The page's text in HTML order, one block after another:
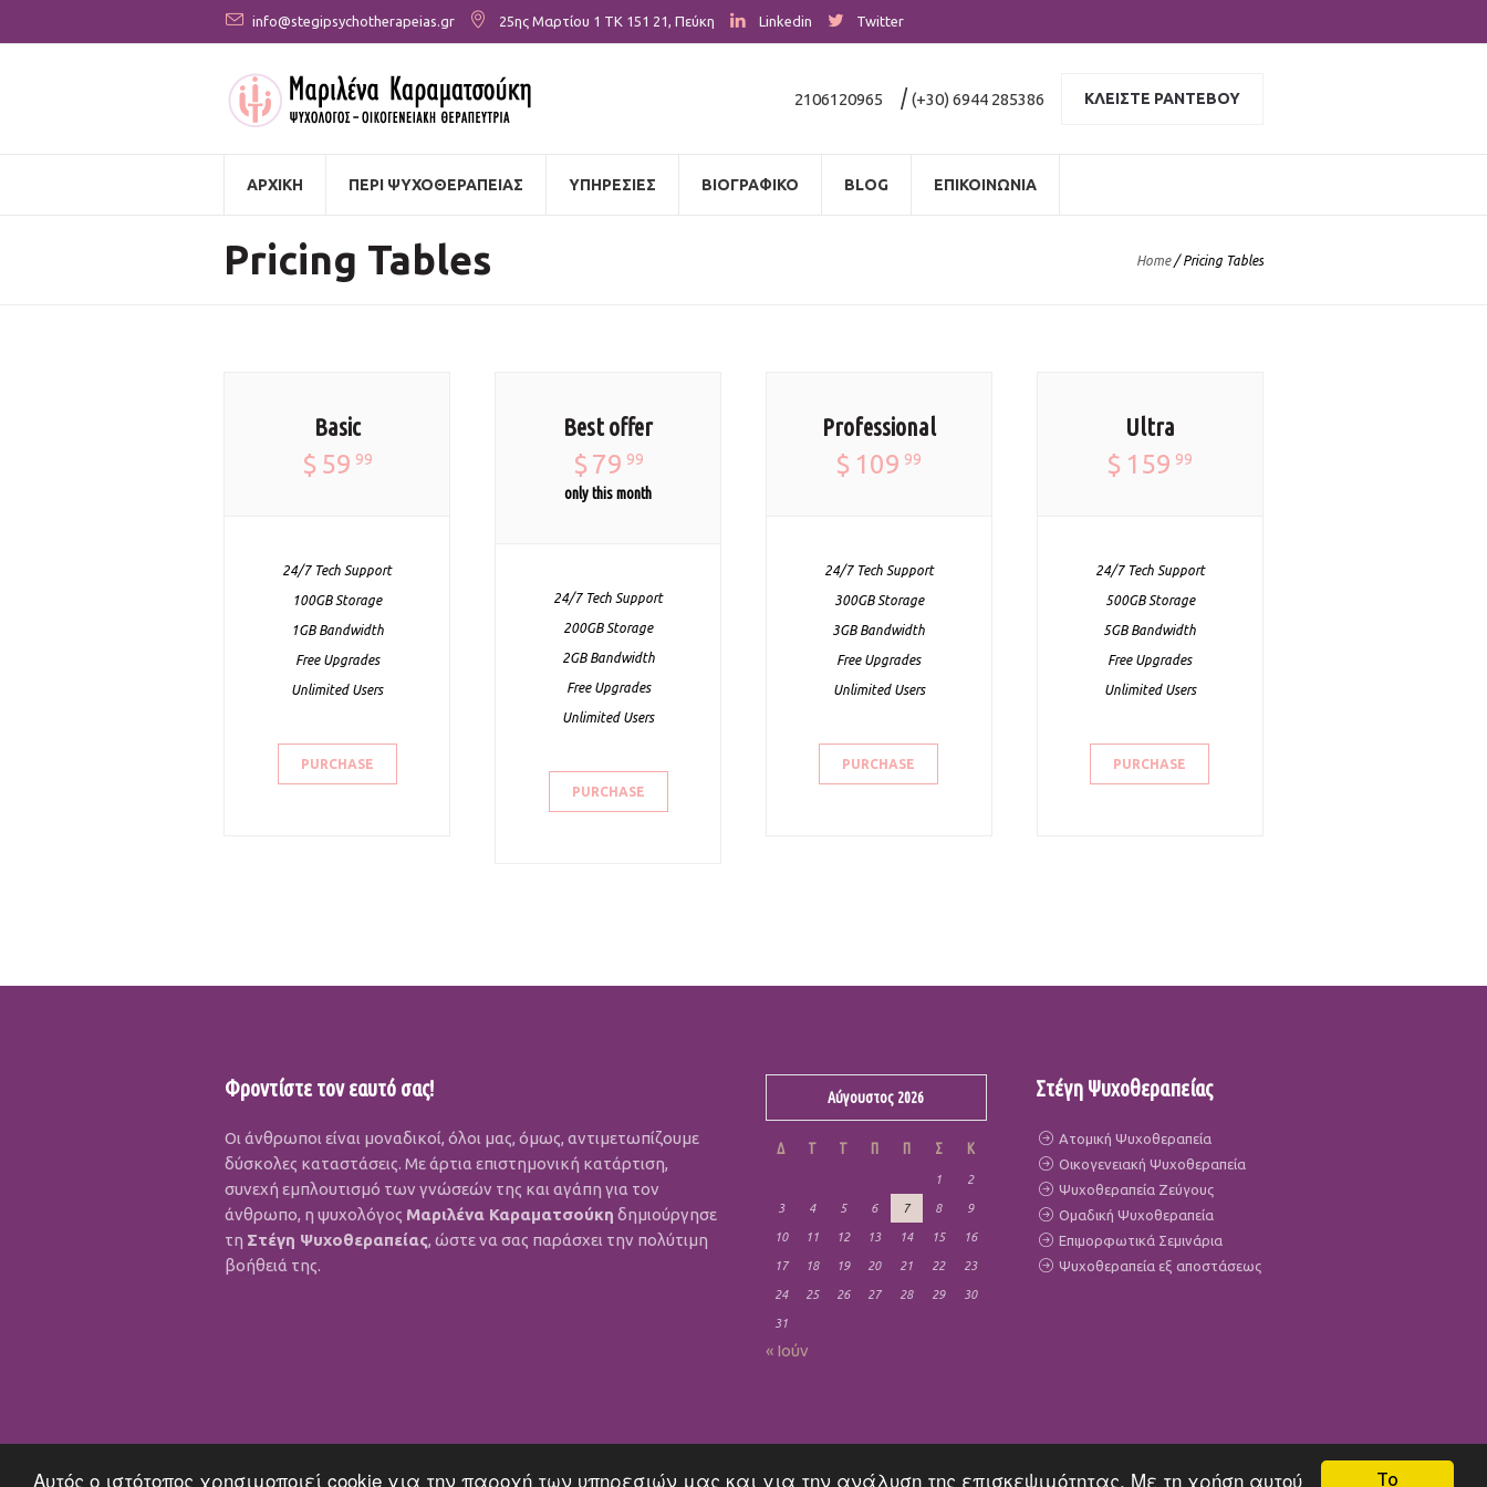
Το
Αυτός ο ιστότοπος χρησιμοποιεί cookie για την παροχή των υπηρεσιών μας και για την ανάλυση της επισκεψιμότητας. Με τη χρήση αυτού
info@stegipsychotherapeias.gr 25ης Μαρτίου 1 ΤΚ 151 21, Πεύκη Linkedin Twitter
2106120965 |(+30) 6944 285386 ΚΛΕΙΣΤΕ ΡΑΝΤΕΒΟΥ
ΑΡΧΙΚΗ ΠΕΡΙ ΨΥΧΟΘΕΡΑΠΕΙΑΣ ΥΠΗΡΕΣΙΕΣ ΒΙΟΓΡΑΦΙΚΟ BLOG ΕΠΙΚΟΙΝΩΝΙΑ
Pricing Tables Home /Pricing Tables
Basic
$ 59 99
24/7 Tech Support
100GB Storage
1GB Bandwidth
Free Upgrades
Unlimited Users
PURCHASE
Best offer
$79 99
only this month
24/7 Tech Support
200GB Storage
2GB Bandwidth
Free Upgrades
Unlimited Users
PURCHASE
Professional
$ 109 99
24/7 Tech Support
300GB Storage
3GB Bandwidth
Free Upgrades
Unlimited Users
PURCHASE
Ultra
$ 159 99
24/7 Tech Support
500GB Storage
5GB Bandwidth
Free Upgrades
Unlimited Users
PURCHASE
Φροντίστε τον εαυτό σας!
Οι άνθρωποι είναι μοναδικοί, όλοι μας, όμως, αντιμετωπίζουμε
δύσκολες καταστάσεις. Με άρτια επιστημονική κατάρτιση,
συνεχή εμπλουτισμό των γνώσεών της και αγάπη για τον
άνθρωπο, η ψυχολόγος Μαριλένα Καραματσούκη δημιούργησε
τη Στέγη Ψυχοθεραπείας, ώστε να σας παράσχει την πολύτιμη
βοήθειά της.
Αύγουστος 2026
Δ Τ Τ Π Π Σ Κ
1 2
3 4 5 6 7 8 9
10 11 12 13 14 15 16
17 18 19 20 21 22 23
24 25 26 27 28 29 30
31
« Ιούν
Στέγη Ψυχοθεραπείας
Ατομική Ψυχοθεραπεία
Οικογενειακή Ψυχοθεραπεία
Ψυχοθεραπεία Ζεύγους
Ομαδική Ψυχοθεραπεία
Επιμορφωτικά Σεμινάρια
Ψυχοθεραπεία εξ αποστάσεως